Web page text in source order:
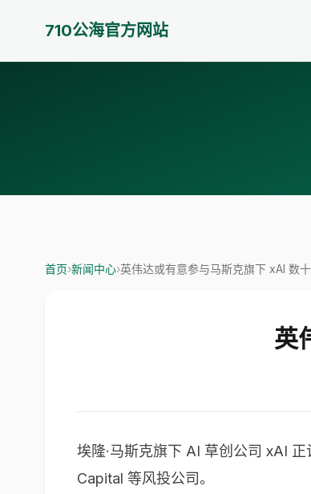
710公海官方网站
首页›新闻中心›英伟达或有意参与马斯克旗下 xAI 数
英
埃隆·马斯克旗下 AI 草创公司 xAI
Capital 等风投公司。